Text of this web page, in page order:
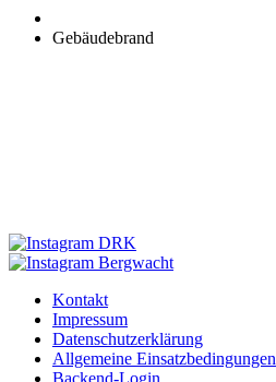
Gebäudebrand
Kontakt
Impressum
Datenschutzerklärung
Allgemeine Einsatzbedingungen
Backend-Login